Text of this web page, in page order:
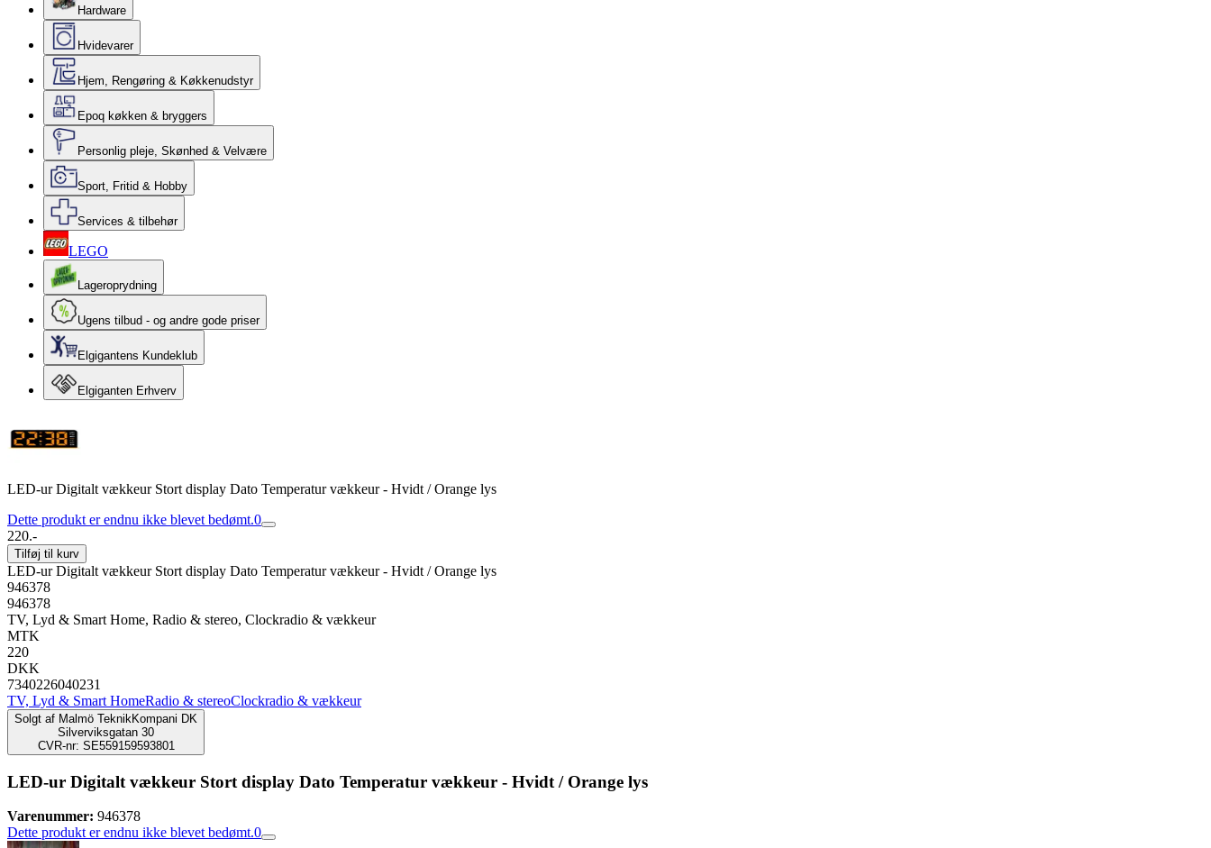
Hardware
Hvidevarer
Hjem, Rengøring & Køkkenudstyr
Epoq køkken & bryggers
Personlig pleje, Skønhed & Velvære
Sport, Fritid & Hobby
Services & tilbehør
LEGO
Lageroprydning
Ugens tilbud - og andre gode priser
Elgigantens Kundeklub
Elgiganten Erhverv
LED-ur Digitalt vækkeur Stort display Dato Temperatur vækkeur - Hvidt / Orange lys
Dette produkt er endnu ikke blevet bedømt.0
220.-
Tilføj til kurv
LED-ur Digitalt vækkeur Stort display Dato Temperatur vækkeur - Hvidt / Orange lys
946378
946378
TV, Lyd & Smart Home, Radio & stereo, Clockradio & vækkeur
MTK
220
DKK
7340226040231
TV, Lyd & Smart HomeRadio & stereoClockradio & vækkeur
Solgt af Malmö TeknikKompani DK
Silverviksgatan 30
CVR-nr: SE559159593801
LED-ur Digitalt vækkeur Stort display Dato Temperatur vækkeur - Hvidt / Orange lys
Varenummer: 946378
Dette produkt er endnu ikke blevet bedømt.0